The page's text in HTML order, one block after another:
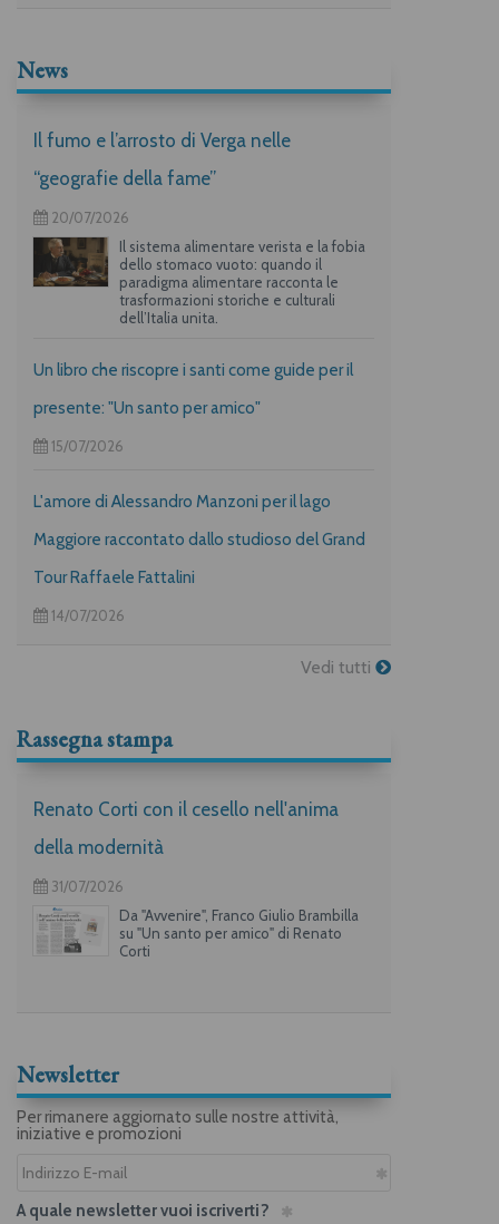
News
Il fumo e l’arrosto di Verga nelle
“geografie della fame”
20/07/2026
Il sistema alimentare verista e la fobia
dello stomaco vuoto: quando il
paradigma alimentare racconta le
trasformazioni storiche e culturali
dell’Italia unita.
Un libro che riscopre i santi come guide per il
presente: "Un santo per amico"
15/07/2026
L'amore di Alessandro Manzoni per il lago
Maggiore raccontato dallo studioso del Grand
Tour Raffaele Fattalini
14/07/2026
Vedi tutti
Rassegna stampa
Renato Corti con il cesello nell'anima
della modernità
31/07/2026
Da "Avvenire", Franco Giulio Brambilla
su "Un santo per amico" di Renato
Corti
Newsletter
Per rimanere aggiornato sulle nostre attività,
iniziative e promozioni
A quale newsletter vuoi iscriverti?